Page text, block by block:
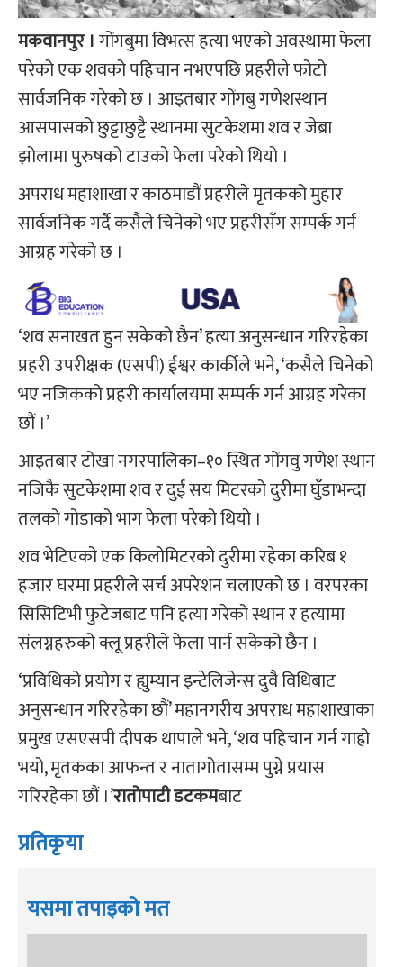
मकवानपुर ।गोंगबुमा विभत्स हत्या भएको अवस्थामा फेला
परेको एक शवको पहिचान नभएपछि प्रहरीले फोटो
सार्वजनिक गरेको छ । आइतबार गोंगबु गणेशस्थान
आसपासको छुट्टाछुट्टै स्थानमा सुटकेशमा शव र जेब्रा
झोलामा पुरुषको टाउको फेला परेको थियो ।
अपराध महाशाखा र काठमाडौं प्रहरीले मृतकको मुहार
सार्वजनिक गर्दै कसैले चिनेको भए प्रहरीसँग सम्पर्क गर्न
आग्रह गरेको छ ।
‘शव सनाखत हुन सकेको छैन’ हत्या अनुसन्धान गरिरहेका
प्रहरी उपरीक्षक (एसपी) ईश्वर कार्कीले भने, ‘कसैले चिनेको
भए नजिकको प्रहरी कार्यालयमा सम्पर्क गर्न आग्रह गरेका
छौं ।’
आइतबार टोखा नगरपालिका–१० स्थित गोंगवु गणेश स्थान
नजिकै सुटकेशमा शव र दुई सय मिटरको दुरीमा घुँडाभन्दा
तलको गोडाको भाग फेला परेको थियो ।
शव भेटिएको एक किलोमिटरको दुरीमा रहेका करिब १
हजार घरमा प्रहरीले सर्च अपरेशन चलाएको छ । वरपरका
सिसिटिभी फुटेजबाट पनि हत्या गरेको स्थान र हत्यामा
संलग्नहरुको क्लू प्रहरीले फेला पार्न सकेको छैन ।
‘प्रविधिको प्रयोग र ह्युम्यान इन्टेलिजेन्स दुवै विधिबाट
अनुसन्धान गरिरहेका छौं’ महानगरीय अपराध महाशाखाका
प्रमुख एसएसपी दीपक थापाले भने, ‘शव पहिचान गर्न गाह्रो
भयो, मृतकका आफन्त र नातागोतासम्म पुग्ने प्रयास
गरिरहेका छौं ।’रातोपाटी डटकमबाट
प्रतिकृया
यसमा तपाइको मत